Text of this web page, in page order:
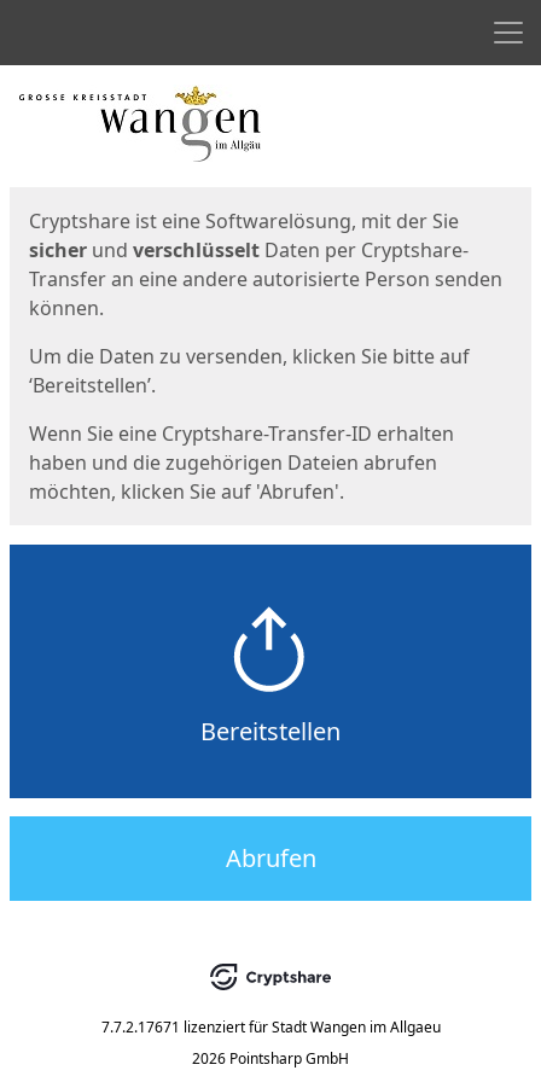
Start
Cryptshare ist eine Softwarelösung, mit der Sie
sicher und verschlüsselt Daten per Cryptshare-
Transfer an eine andere autorisierte Person senden
können.
Um die Daten zu versenden, klicken Sie bitte auf
‘Bereitstellen’.
Wenn Sie eine Cryptshare-Transfer-ID erhalten
haben und die zugehörigen Dateien abrufen
möchten, klicken Sie auf 'Abrufen'.
Bereitstellen
Abrufen
7.7.2.17671 lizenziert für Stadt Wangen im Allgaeu
2026 Pointsharp GmbH